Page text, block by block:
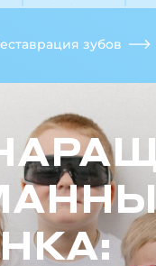
зубов